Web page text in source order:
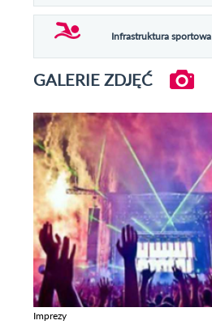
Infrastruktura sportowa
GALERIE ZDJĘĆ
Imprezy